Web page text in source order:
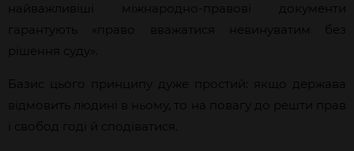
найважливіші міжнародно-правові документи
гарантують «право вважатися невинуватим без
рішення суду».
Базис цього принципу дуже простий: якщо держава
відмовить людині в ньому, то на повагу до решти прав
і свобод годі й сподіватися.